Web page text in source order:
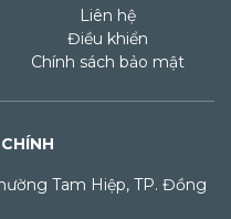
Liên hệ
Điều khiển
Chính sách bảo mật
Tam Hiệp, TP. Đồng